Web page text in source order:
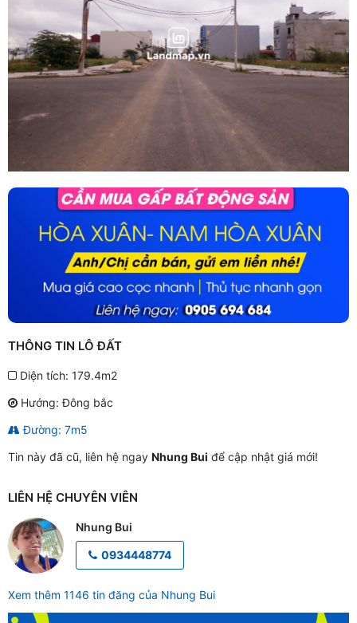
THÔNG TIN LÔ ĐẤT
Diện tích: 179.4m2
Hướng: Đông bắc
Đường: 7m5
Tin này đã cũ, liên hệ ngay Nhung Bui để cập nhật giá mới!
LIÊN HỆ CHUYÊN VIÊN
Nhung Bui
0934448774
Xem thêm 1146 tin đăng của Nhung Bui